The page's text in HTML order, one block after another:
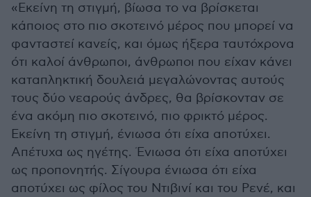
«Εκείνη τη στιγμή, βίωσα το να βρίσκεται
κάποιος στο πιο σκοτεινό μέρος που μπορεί να
φανταστεί κανείς, και όμως ήξερα ταυτόχρονα
ότι καλοί άνθρωποι, άνθρωποι που είχαν κάνει
καταπληκτική δουλειά μεγαλώνοντας αυτούς
τους δύο νεαρούς άνδρες, θα βρίσκονταν σε
ένα ακόμη πιο σκοτεινό, πιο φρικτό μέρος.
Εκείνη τη στιγμή, ένιωσα ότι είχα αποτύχει.
Απέτυχα ως ηγέτης. Ένιωσα ότι είχα αποτύχει
ως προπονητής. Σίγουρα ένιωσα ότι είχα
αποτύχει ως φίλος του Ντιβινί και του Ρενέ, και